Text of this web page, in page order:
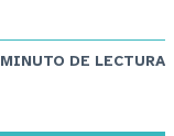
DE LECTURA